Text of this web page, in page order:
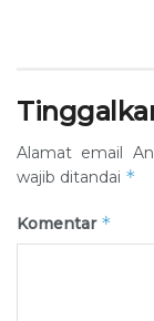
Alamat email
wajib ditandai *
Komentar *